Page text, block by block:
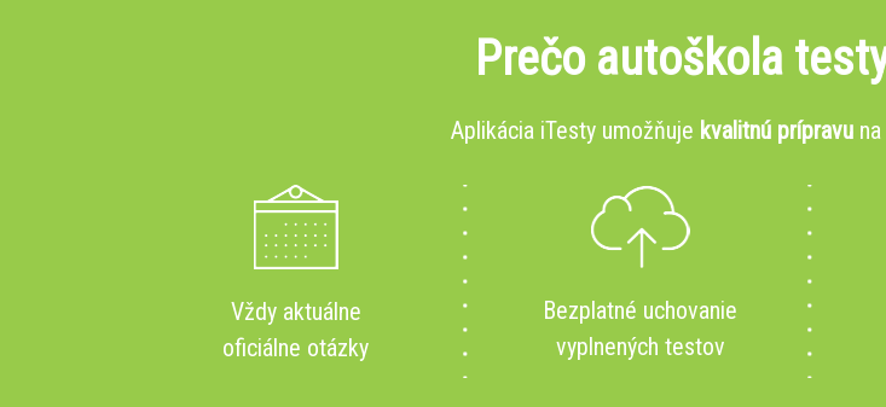
Prečo autoškola
Aplikácia iTesty umožňuje kvalitnú prípravuna
Vždy aktuálne
oficiálne otázky
Bezplatné uchovanie
vyplnených testov